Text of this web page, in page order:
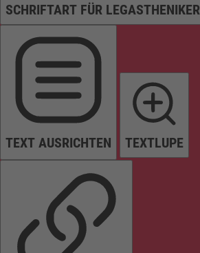
SCHRIFTART FÜR LEGASTHENIKER
TEXT AUSRICHTEN TEXTLUPE